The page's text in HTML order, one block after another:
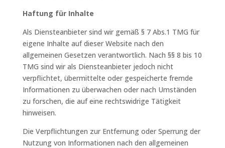
Haftung für Inhalte
Als Diensteanbieter sind wir gemäß § 7 Abs.1 TMG für
eigene Inhalte auf dieser Website nach den
allgemeinen Gesetzen verantwortlich. Nach §§ 8 bis 10
TMG sind wir als Diensteanbieter jedoch nicht
verpflichtet, übermittelte oder gespeicherte fremde
Informationen zu überwachen oder nach Umständen
zu forschen, die auf eine rechtswidrige Tätigkeit
hinweisen.
Die Verpflichtungen zur Entfernung oder Sperrung der
Nutzung von Informationen nach den allgemeinen